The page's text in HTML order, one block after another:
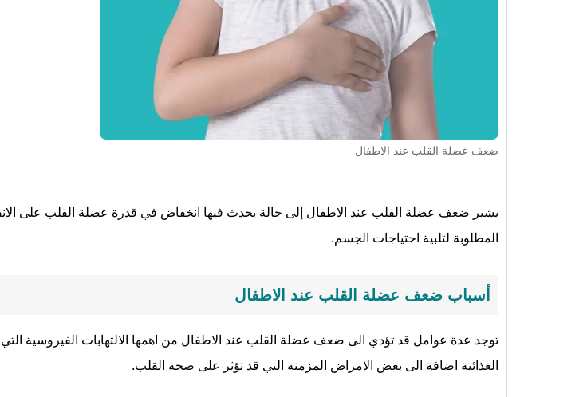
ضعف عضلة القلب عند الاطفال
يشير ضعف عضلة القلب عند الاطفال إلى حالة يحدث فيها انخفاض في قدرة عضلة القلب على
المطلوبة لتلبية احتياجات الجسم.
أسباب ضعف عضلة القلب عند الاطفال
توجد عدة عوامل قد تؤدي الى ضعف عضلة القلب عند الاطفال من اهمها الالتهابات الفيروسية
الغذائية اضافة الى بعض الامراض المزمنة التي قد تؤثر على صحة القلب.